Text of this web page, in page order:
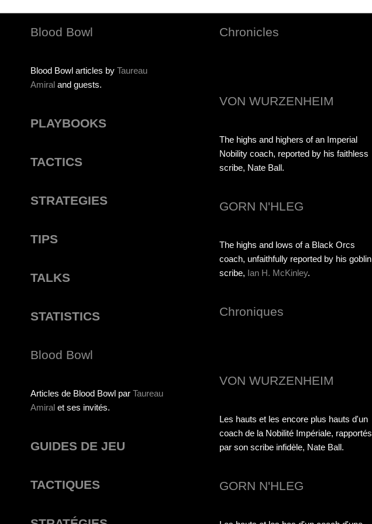
Blood Bowl
Blood Bowl articles by Taureau
Amiral and guests.
PLAYBOOKS
TACTICS
STRATEGIES
TIPS
TALKS
STATISTICS
Blood Bowl
Articles de Blood Bowl par Taureau
Amiral et ses invités.
GUIDES DE JEU
TACTIQUES
Chronicles
VON WURZENHEIM
The highs and highers of an Imperial
Nobility coach, reported by his faithless
scribe, Nate Ball.
GORN N'HLEG
The highs and lows of a Black Orcs
coach, unfaithfully reported by his goblin
scribe, Ian H. McKinley.
Chroniques
VON WURZENHEIM
Les hauts et les encore plus hauts d'un
coach de la Nobilité Impériale, rapportés
par son scribe infidèle, Nate Ball.
GORN N'HLEG